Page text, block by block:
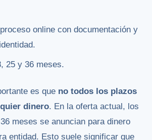
online con documentación y
25 y 36 meses.
es que no todos los plazos
dinero. En la oferta actual, los
meses se anuncian para dinero
entidad. Esto suele significar que